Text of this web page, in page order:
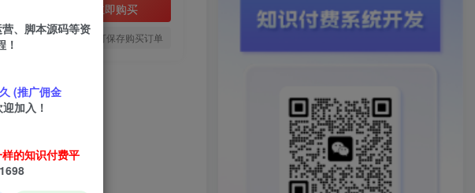
立即购买
！建议登陆后购买，可保存购买订单
、脚本源码等资
(推广佣金
加入！
的知识付费平